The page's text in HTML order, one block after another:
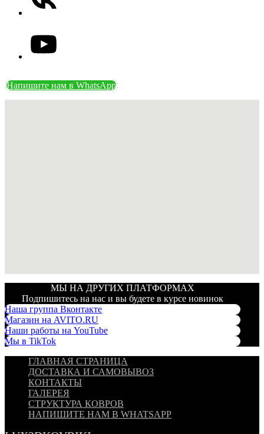
Напишите нам в WhatsApp
МЫ НА ДРУГИХ ПЛАТФОРМАХ
Подпишитесь на нас и вы будете в курсе новинок
Наша группа Вконтакте
Магазин на AVITO.RU
Наши работы на YouTube
Мы в TikTok
ГЛАВНАЯ СТРАНИЦА
ДОСТАВКА И САМОВЫВОЗ
КОНТАКТЫ
ГАЛЕРЕЯ
СТРУКТУРА КОВРОВ
НАПИШИТЕ НАМ В WHATSAPP